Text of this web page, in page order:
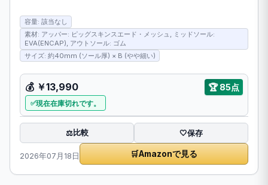
容量: 該当なし
素材: アッパー: ピッグスキンスエード・メッシュ, ミッドソール:
EVA(ENCAP), アウトソール: ゴム
サイズ: 約40mm (ソール厚) × B (やや細い)
💰 ￥13,990 🏆 85点
現在在庫切れです。
⚖️比較 🤍保存
2026年07月18日 🛒Amazonで見る